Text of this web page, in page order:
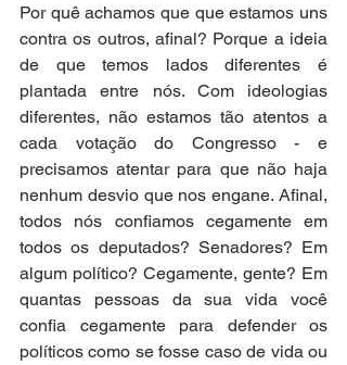
Por quê achamos que que estamos uns
contra os outros, afinal? Porque a ideia
de que temos lados diferentes é
plantada entre nós. Com ideologias
diferentes, não estamos tão atentos a
cada votação do Congresso - e
precisamos atentar para que não haja
nenhum desvio que nos engane. Afinal,
todos nós confiamos cegamente em
todos os deputados? Senadores? Em
algum político? Cegamente, gente? Em
quantas pessoas da sua vida você
confia cegamente para defender os
políticos como se fosse caso de vida ou